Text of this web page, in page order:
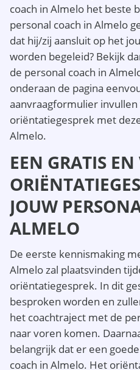
coach in Almelo het beste
personal coach in Almelo
dat hij/zij aansluit op het
worden begeleid? Bekijk
de personal coach in
onderaan de pagina
aanvraagformulier
oriëntatiegesprek met
Almelo.
EEN GRATIS
JOUW
ALMELO
De eerste kennismaking
Almelo zal plaatsvinden
oriëntatiegesprek. In dit
besproken worden en
het coachtraject met de
naar voren komen.
belangrijk dat er een
coach in Almelo. Het